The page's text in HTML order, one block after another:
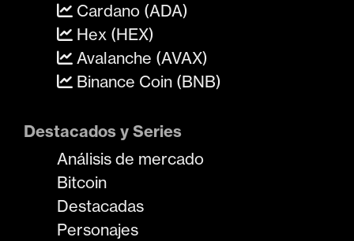
Cardano (ADA)
Hex (HEX)
Avalanche (AVAX)
Binance Coin (BNB)
Destacados y Series
Análisis de mercado
Bitcoin
Destacadas
Personajes